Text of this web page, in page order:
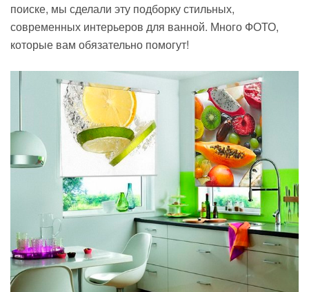
поиске, мы сделали эту подборку стильных,
современных интерьеров для ванной. Много ФОТО,
которые вам обязательно помогут!